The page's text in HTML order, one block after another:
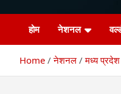
होम नेशनल
Home नेशनल मध्य प्रदेश